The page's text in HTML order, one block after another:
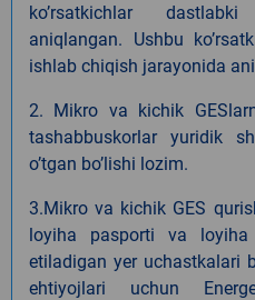
koʼrsatkichlar
aniqlangan. Ushbu
ishlab chiqish jarayonida
2. Mikro va kichik
tashabbuskorlar yuridik
oʼtgan boʼlishi lozim.
3.Mikro va kichik GES
loyiha pasporti va
etiladigan yer uchastkalari
ehtiyojlari uchun